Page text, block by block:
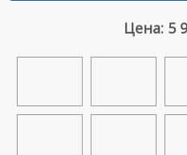
Цена: 5